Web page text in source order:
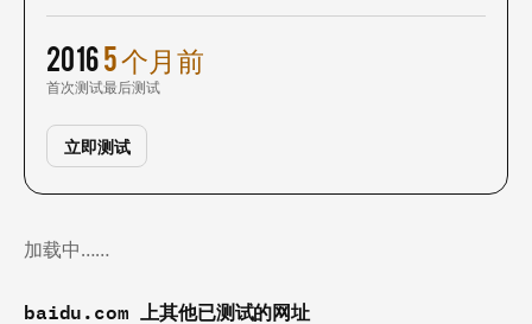
2016
首次测试
5 个月前
最后测试
立即测试
加载中……
baidu.com 上其他已测试的网址